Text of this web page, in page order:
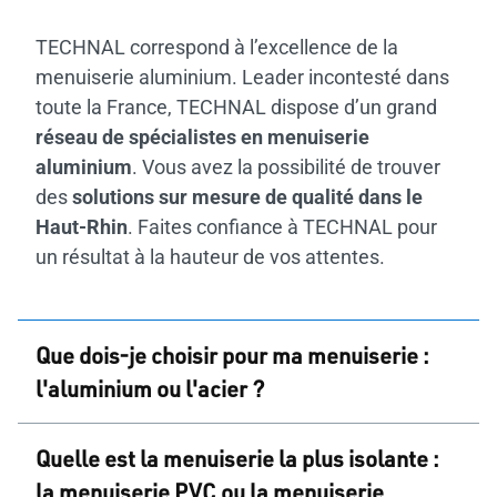
TECHNAL correspond à l’excellence de la
menuiserie aluminium. Leader incontesté dans
toute la France, TECHNAL dispose d’un grand
réseau de spécialistes en menuiserie
aluminium. Vous avez la possibilité de trouver
dessolutions sur mesure de qualité dans le
Haut-Rhin. Faites confiance à TECHNAL pour
un résultat à la hauteur de vos attentes.
Que dois-je choisir pour ma menuiserie :
l'aluminium ou l'acier ?
d’entretien. L’isolation thermique et, par
Quelle est la menuiserie la plus isolante :